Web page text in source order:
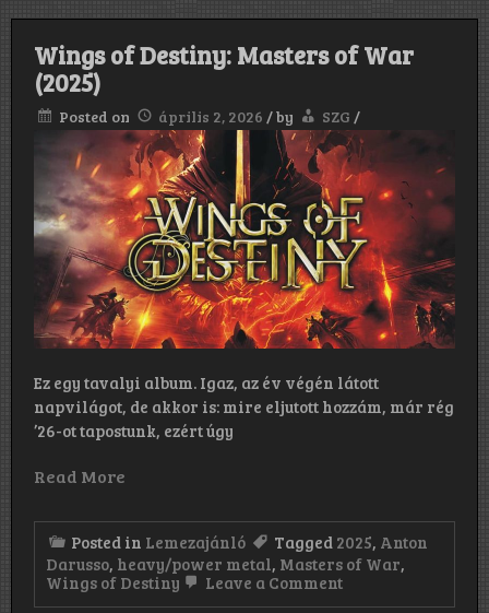
Wings of Destiny: Masters of War
(2025)
Posted on április 2, 2026 /by SZG /
Ez egy tavalyi album. Igaz, az év végén látott
napvilágot, de akkor is: mire eljutott hozzám, már rég
’26-ot tapostunk, ezért úgy
Read More
Posted in Lemezajánló Tagged 2025, Anton
Darusso, heavy/power metal, Masters of War,
Wings of Destiny
Leave a Commenton